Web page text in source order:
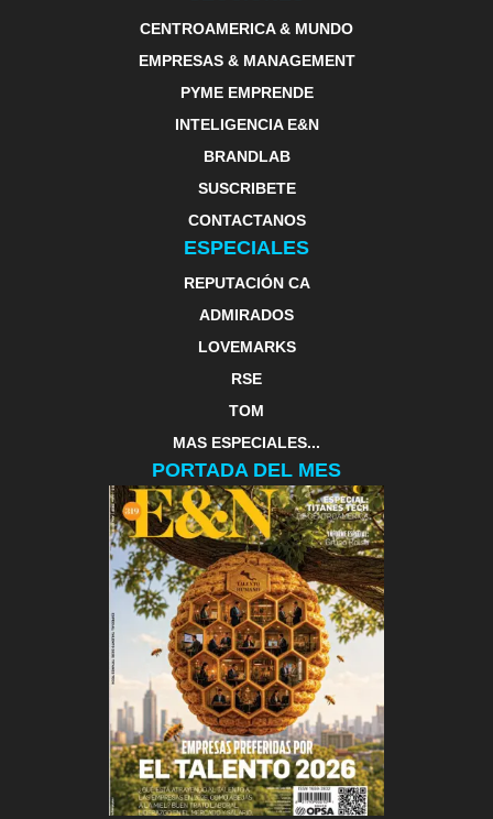
CENTROAMERICA & MUNDO
EMPRESAS & MANAGEMENT
PYME EMPRENDE
INTELIGENCIA E&N
BRANDLAB
SUSCRIBETE
CONTACTANOS
ESPECIALES
REPUTACIÓN CA
ADMIRADOS
LOVEMARKS
RSE
TOM
MAS ESPECIALES...
PORTADA DEL MES